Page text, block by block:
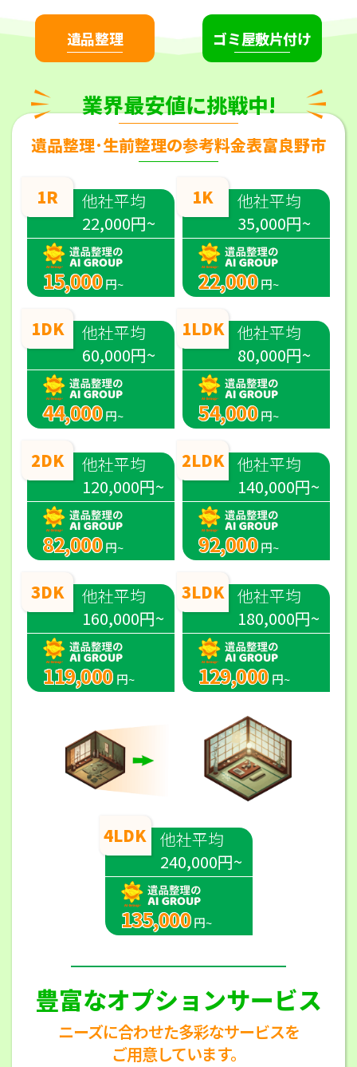
遺品整理 ゴミ屋敷片付け
業界最安値に挑戦中!
遺品整理･生前整理の参考料金表富良野市
1R
他社平均
22,000円~
15,000 円~
1DK
他社平均
60,000円~
44,000 円~
2DK
他社平均
120,000円~
82,000 円~
3DK
他社平均
160,000円~
119,000 円~
4LDK 他社平均
240,000円~
135,000 円~
1K
他社平均
35,000円~
22,000 円~
1LDK 他社平均
80,000円~
54,000 円~
2LDK 他社平均
140,000円~
92,000 円~
3LDK 他社平均
180,000円~
129,000 円~
豊富なオプションサービス
ニーズに合わせた多彩なサービスを
ご用意しています。